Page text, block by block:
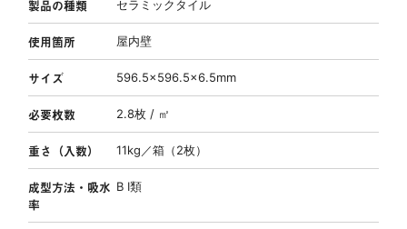
製品の種類 セラミックタイル
使用箇所 屋内壁
サイズ 596.5×596.5×6.5mm
必要枚数 2.8枚 / ㎡
重さ（入数） 11kg／箱（2枚）
成型方法・吸水
率
B Ⅰ類